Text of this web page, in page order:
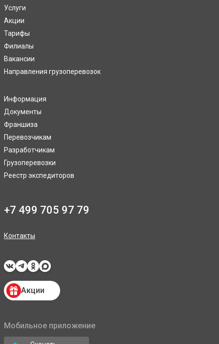
Услуги
Акции
Тарифы
Филиалы
Вакансии
Направления грузоперевозок
Информация
Документы
Франшиза
Перевозчикам
Разработчикам
Грузоперевозки
Реестр экспедиторов
+7 499 705 97 79
Контакты
Акции
Мобильное приложение